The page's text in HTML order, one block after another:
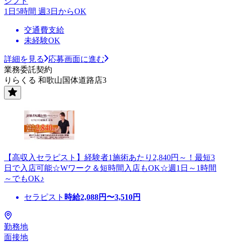
1日5時間 週3日からOK
交通費支給
未経験OK
詳細を見る
応募画面に進む
業務委託契約
りらくる 和歌山国体道路店3
【高収入セラピスト】経験者1施術あたり2,840円～！最短3
日で入店可能☆Wワーク＆短時間入店もOK☆週1日～1時間
～でもOK♪
セラピスト 時給2,088円〜3,510円
勤務地
面接地